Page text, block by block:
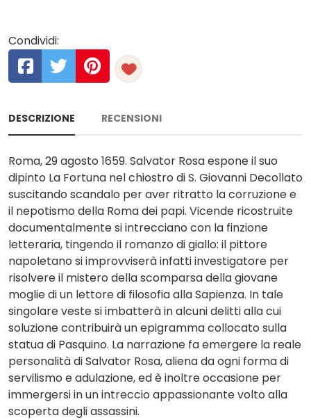
Condividi:
DESCRIZIONE RECENSIONI
Roma, 29 agosto 1659. Salvator Rosa espone il suo
dipinto La Fortuna nel chiostro di S. Giovanni Decollato
suscitando scandalo per aver ritratto la corruzione e
il nepotismo della Roma dei papi. Vicende ricostruite
documentalmente si intrecciano con la finzione
letteraria, tingendo il romanzo di giallo: il pittore
napoletano si improvviserà infatti investigatore per
risolvere il mistero della scomparsa della giovane
moglie di un lettore di filosofia alla Sapienza. In tale
singolare veste si imbatterà in alcuni delitti alla cui
soluzione contribuirà un epigramma collocato sulla
statua di Pasquino. La narrazione fa emergere la reale
personalità di Salvator Rosa, aliena da ogni forma di
servilismo e adulazione, ed è inoltre occasione per
immergersi in un intreccio appassionante volto alla
scoperta degli assassini.